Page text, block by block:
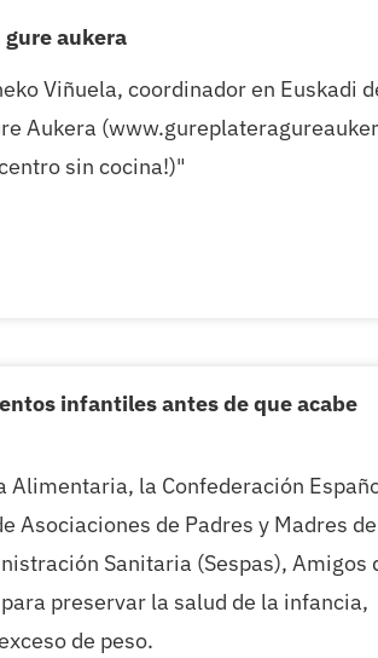
aukera
Viñuela, coordinador en Euskadi
Aukera
sin cocina!)"
infantiles antes de que acabe
Alimentaria, la Confederación
Asociaciones de Padres y Madres de
Sanitaria (Sespas), Amigos
preservar la salud de la infancia,
de peso.